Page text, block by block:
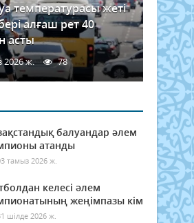
температурасы жеті
алғаш рет 40
асты
2026 ж. 78
балуандар әлем
атанды
тамыз 2026 ж.
келесі әлем
жеңімпазы кім
шілде 2026 ж.